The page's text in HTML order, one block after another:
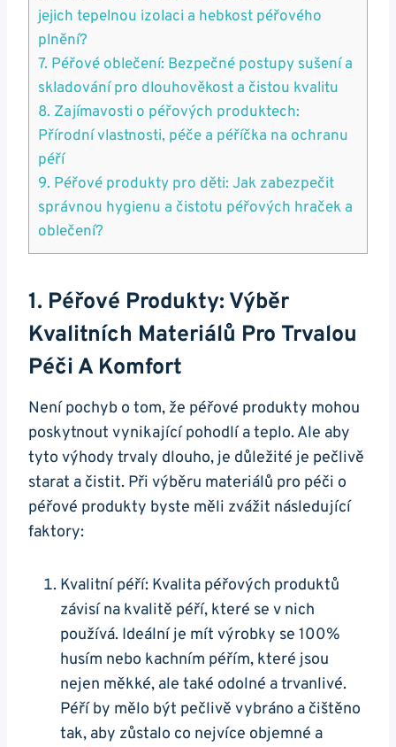
jejich tepelnou izolaci a hebkost péřového
plnění?
7. Péřové oblečení: Bezpečné postupy sušení a
skladování pro dlouhověkost a čistou kvalitu
8. Zajímavosti o péřových produktech:
Přírodní vlastnosti, péče a péříčka na ochranu
péří
9. Péřové produkty pro děti: Jak zabezpečit
správnou hygienu a čistotu péřových hraček a
oblečení?
1. Péřové Produkty: Výběr
Kvalitních Materiálů Pro Trvalou
Péči A Komfort
Není pochyb o tom, že péřové produkty mohou
poskytnout vynikající pohodlí a teplo. Ale aby
tyto výhody trvaly dlouho, je důležité je pečlivě
starat a čistit. Při výběru materiálů pro péči o
péřové produkty byste měli zvážit následující
faktory:
Kvalitní péří: Kvalita péřových produktů
závisí na kvalitě péří, které se v nich
používá. Ideální je mít výrobky se 100%
husím nebo kachním péřím, které jsou
nejen měkké, ale také odolné a trvanlivé.
Péří by mělo být pečlivě vybráno a čištěno
tak, aby zůstalo co nejvíce objemné a